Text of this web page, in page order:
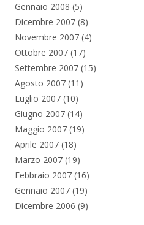
Gennaio 2008 (5)
Dicembre 2007 (8)
Novembre 2007 (4)
Ottobre 2007 (17)
Settembre 2007 (15)
Agosto 2007 (11)
Luglio 2007 (10)
Giugno 2007 (14)
Maggio 2007 (19)
Aprile 2007 (18)
Marzo 2007 (19)
Febbraio 2007 (16)
Gennaio 2007 (19)
Dicembre 2006 (9)